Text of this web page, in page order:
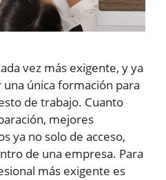
vez más exigente, y ya
única formación para
de trabajo. Cuanto
mejores
ya no solo de acceso,
de una empresa. Para
más exigente es